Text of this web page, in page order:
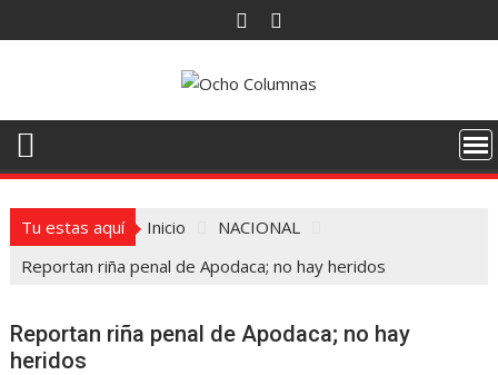
al
Tu estas aquí Inicio
NACIONAL
Reportan riña penal de Apodaca; no hay heridos
Reportan riña penal de Apodaca; no hay
heridos